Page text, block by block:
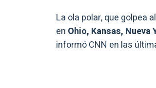
La ola polar, que golpea
en Ohio, Kansas,
informó CNN en las